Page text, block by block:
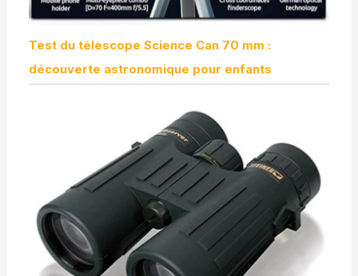
Test du télescope Science Can 70 mm :
découverte astronomique pour enfants